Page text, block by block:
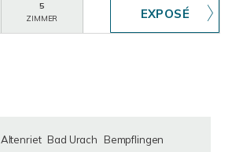
5
ZIMMER
Altenriet Bad Urach
Bempflingen